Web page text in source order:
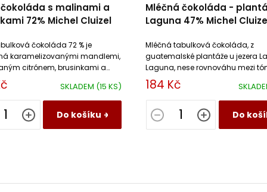
s malinami a
72% Michel Cluizel
SKLADEM (15 KS)
Do košíku
čokoláda 72 % je
karamelizovanými mandlemi,
citrónem, brusinkami a
malinami.
Mléčná čokoláda -
Laguna 47% Michel
184 Kč
Do
Mléčná tabulková čokoláda, z
guatemalské plantáže u jezera La
Laguna, nese rovnováhu mezi tóny
cappuccina a horké čokolády s
lískových ořechů a toastu.